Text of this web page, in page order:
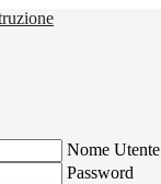
Nome Utente
Password